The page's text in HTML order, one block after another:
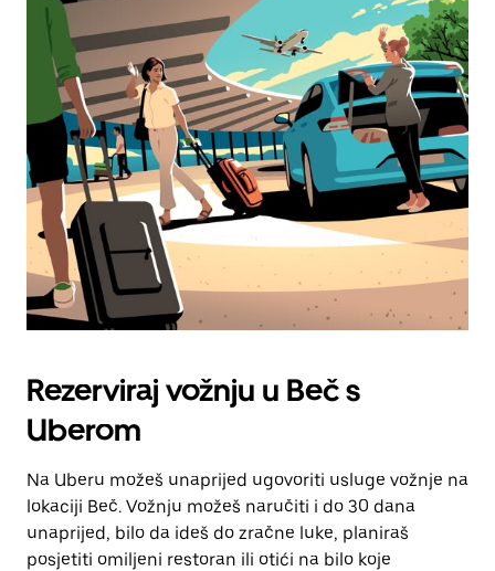
Rezerviraj vožnju u Beč s
Uberom
Na Uberu možeš unaprijed ugovoriti usluge vožnje na
lokaciji Beč. Vožnju možeš naručiti i do 30 dana
unaprijed, bilo da ideš do zračne luke, planiraš
posjetiti omiljeni restoran ili otići na bilo koje